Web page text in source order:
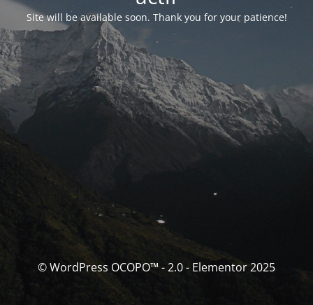
Site will be available soon. Thank you for your patience!
© WordPress OCOPO™ - 2.0 - Elementor 2025